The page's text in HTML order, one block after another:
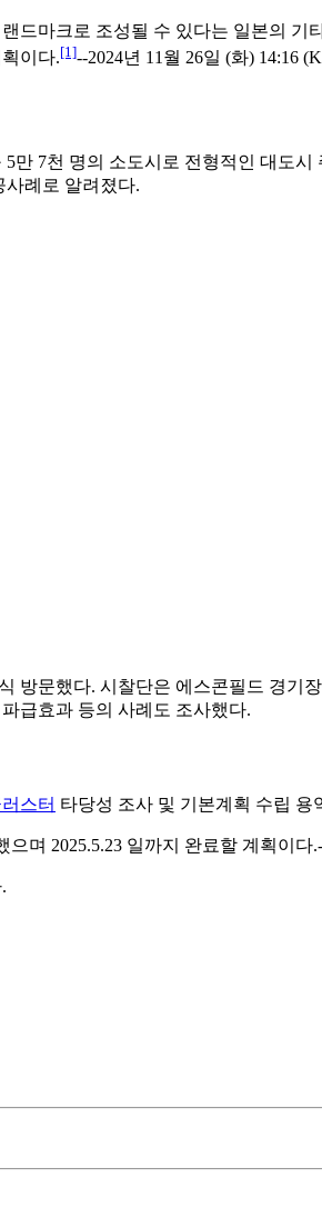
드마크로 조성될 수 있다는 일본의
이다.[1]--2024년 11월 26일 (화) 14:16
7천 명의 소도시로 전형적인 대도시
례로 알려졌다.
방문했다. 시찰단은 에스콘필드 경
급효과 등의 사례도 조사했다.
스터 타당성 조사 및 기본계획 수립 용
2025.5.23 일까지 완료할 계획이다